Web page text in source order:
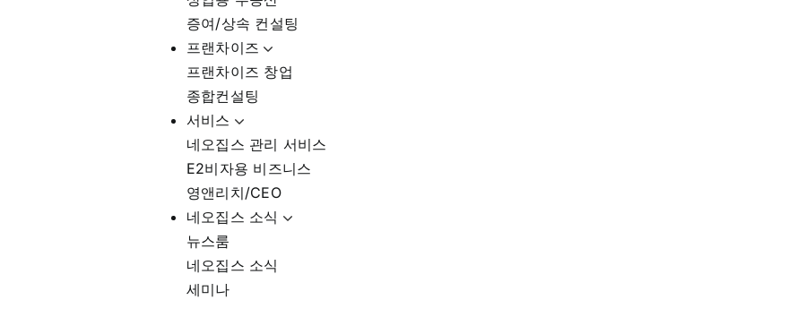
증여/상속 컨설팅
프랜차이즈
프랜차이즈 창업
종합컨설팅
서비스
네오집스 관리 서비스
E2비자용 비즈니스
영앤리치/CEO
네오집스 소식
뉴스룸
네오집스 소식
세미나